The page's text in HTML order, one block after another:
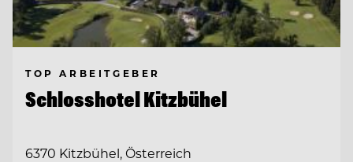
TOP ARBEITGEBER
Schlosshotel Kitzbühel
6370 Kitzbühel, Österreich